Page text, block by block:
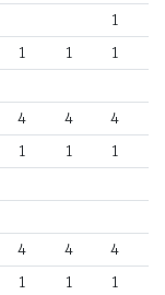
1
1 1 1
4 4 4
1 1
1
4 4 4
1 1 1